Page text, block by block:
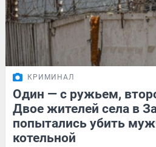
КРИМИНАЛ
Один — с ружьем,
Двое жителей села в
попытались убить
котельной